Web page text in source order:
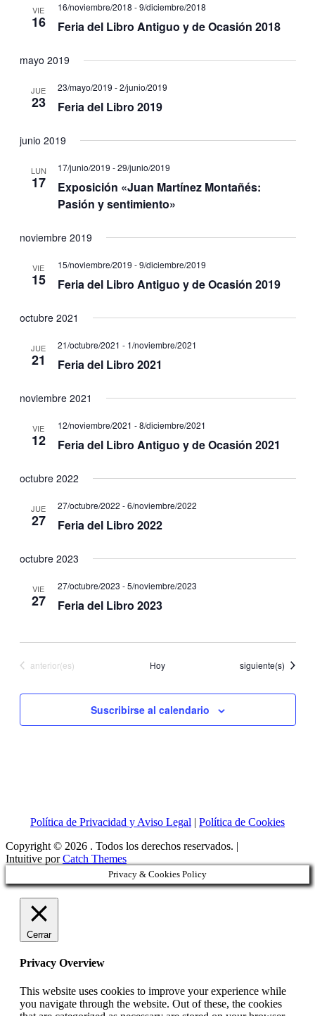
vistas
Eventos
VIE
16
16/noviembre/2018 -9/diciembre/2018
Feria del Libro Antiguo y de Ocasión 2018
mayo 2019
JUE
23
23/mayo/2019 -2/junio/2019
Feria del Libro 2019
junio 2019
LUN
17
17/junio/2019 -29/junio/2019
Exposición «Juan Martínez Montañés:
Pasión y sentimiento»
noviembre 2019
VIE
15
15/noviembre/2019 -9/diciembre/2019
Feria del Libro Antiguo y de Ocasión 2019
octubre 2021
JUE
21
21/octubre/2021 - 1/noviembre/2021
Feria del Libro 2021
noviembre 2021
VIE
12
12/noviembre/2021 -8/diciembre/2021
Feria del Libro Antiguo y de Ocasión 2021
octubre 2022
JUE
27
27/octubre/2022 -6/noviembre/2022
Feria del Libro 2022
octubre 2023
VIE
27
27/octubre/2023 -5/noviembre/2023
Feria del Libro 2023
Eventos
anterior(es) Hoy Eventos
siguiente(s)
Suscribirse al calendario
Política de Privacidad y Aviso Legal | Política de Cookies
Copyright © 2026 . Todos los derechos reservados. |
Intuitive porCatch Themes
Privacy & Cookies Policy
Cerrar
Privacy Overview
This website uses cookies to improve your experience while
you navigate through the website. Out of these, the cookies